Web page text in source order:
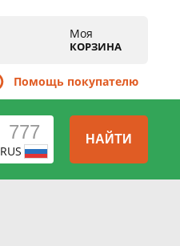
Моя
КОРЗИНА
Помощь покупателю
RUS
НАЙТИ